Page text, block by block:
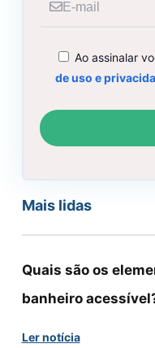
Ao assinalar
de uso e
Mais lidas
Quais são os
banheiro
Ler notícia